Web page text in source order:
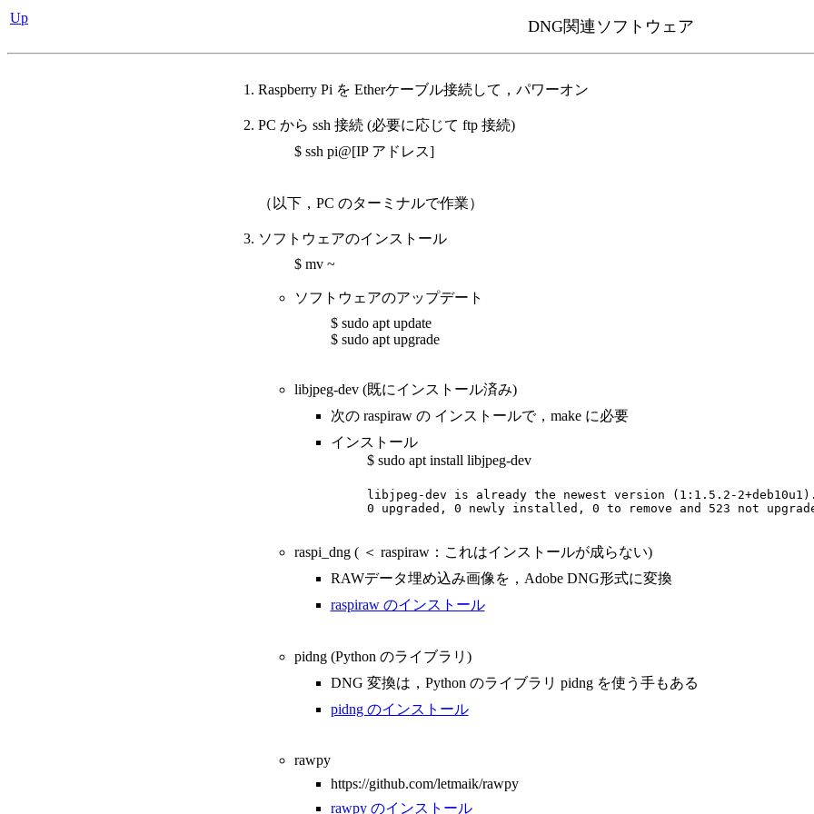
Up DNG関連ソフトウェア
Raspberry Pi を Etherケーブル接続して，パワーオン
PC から ssh 接続 (必要に応じて ftp 接続)
$ ssh pi@[IP アドレス]
（以下，PC のターミナルで作業）
ソフトウェアのインストール
$ mv ~
ソフトウェアのアップデート
$ sudo apt update
$ sudo apt upgrade
libjpeg-dev (既にインストール済み)
次の raspiraw の インストールで，make に必要
インストール
$ sudo apt install libjpeg-dev
libjpeg-dev is already the newest version (1:1.5.2-2+deb10u1).
0 upgraded, 0 newly installed, 0 to remove and 523 not
raspi_dng ( ＜ raspiraw：これはインストールが成らない)
RAWデータ埋め込み画像を，Adobe DNG形式に変換
raspiraw のインストール
pidng (Python のライブラリ)
DNG 変換は，Python のライブラリ pidng を使う手もある
pidng のインストール
rawpy
https://github.com/letmaik/rawpy
rawpy のインストール